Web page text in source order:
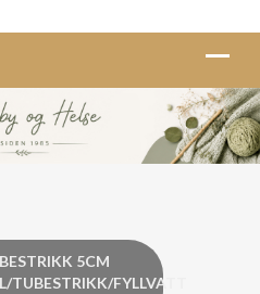
TUBESTRIKK/FYLLVATT
5CM